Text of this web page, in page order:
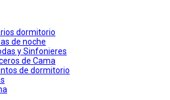
dormitorio
de noche
y Sinfonieres
de Cama
de dormitorio